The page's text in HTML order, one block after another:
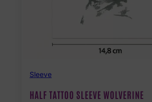
Sleeve
HALF TATTOO SLEEVE WOLVERINE